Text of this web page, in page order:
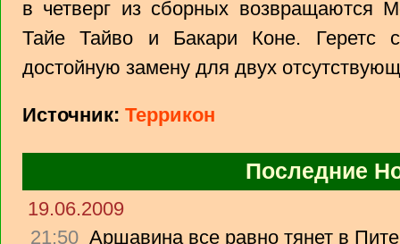
в четверг из сборных возвращаются
Тайе Тайво и Бакари Коне. Геретс
достойную замену для двух
Источник: Террикон
Последние
19.06.2009
21:50 Аршавина все равно тянет в